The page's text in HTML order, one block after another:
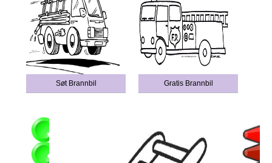
Søt Brannbil Gratis Brannbil